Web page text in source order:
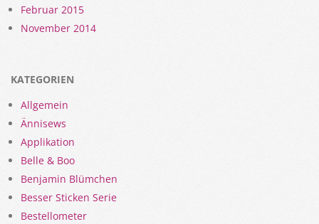
Februar 2015
November 2014
KATEGORIEN
Allgemein
Ännisews
Applikation
Belle & Boo
Benjamin Blümchen
Besser Sticken Serie
Bestellometer